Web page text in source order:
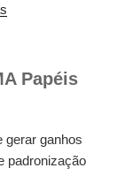
Papéis
gerar ganhos
padronização